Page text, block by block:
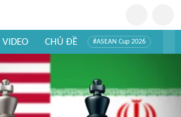
VIDEO CHỦ ĐỀ #ASEAN Cup 2026